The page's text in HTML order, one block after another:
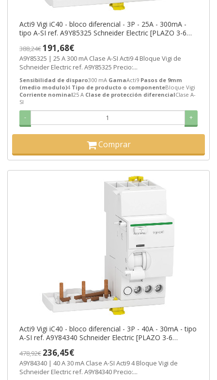
Acti9 Vigi iC40 - bloco diferencial - 3P - 25A - 300mA -
tipo A-SI ref. A9Y85325 Schneider Electric [PLAZO 3-6
388,24€191,68€
A9Y85325 | 25 A 300 mA Clase A-SI Acti9 4 Bloque Vigi de
Schneider Electric ref. A9Y85325 Precio:...
Sensibilidad de disparo300 mA GamaActi9 Pasos de 9mm
(medio modulo)4 Tipo de producto o componenteBloque Vigi
Corriente nominal25 A Clase de protección diferencialClase A-
SI
- +
Comprar
Acti9 Vigi iC40 - bloco diferencial - 3P - 40A - 30mA - tipo
A-SI ref. A9Y84340 Schneider Electric [PLAZO 3-6
478,92€ 236,45€
A9Y84340 | 40 A 30 mA Clase A-SI Acti9 4 Bloque Vigi de
Schneider Electric ref. A9Y84340 Precio:...